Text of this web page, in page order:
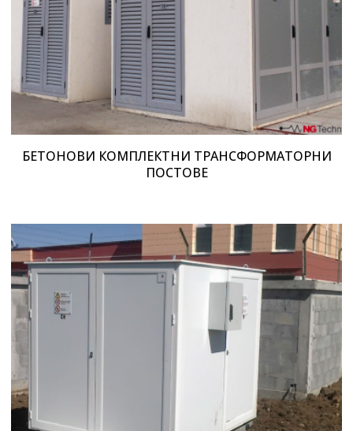
БЕТОНОВИ КОМПЛЕКТНИ ТРАНСФОРМАТОРНИ
ПОСТОВЕ